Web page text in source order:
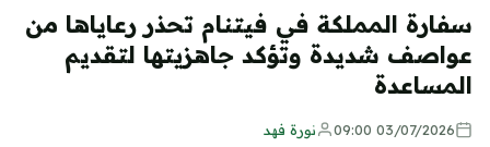
سفارة المملكة في فيتنام تحذر رعاياها من
عواصف شديدة وتؤكد جاهزيتها لتقديم
المساعدة
03/07/2026 09:00 نورة فهد